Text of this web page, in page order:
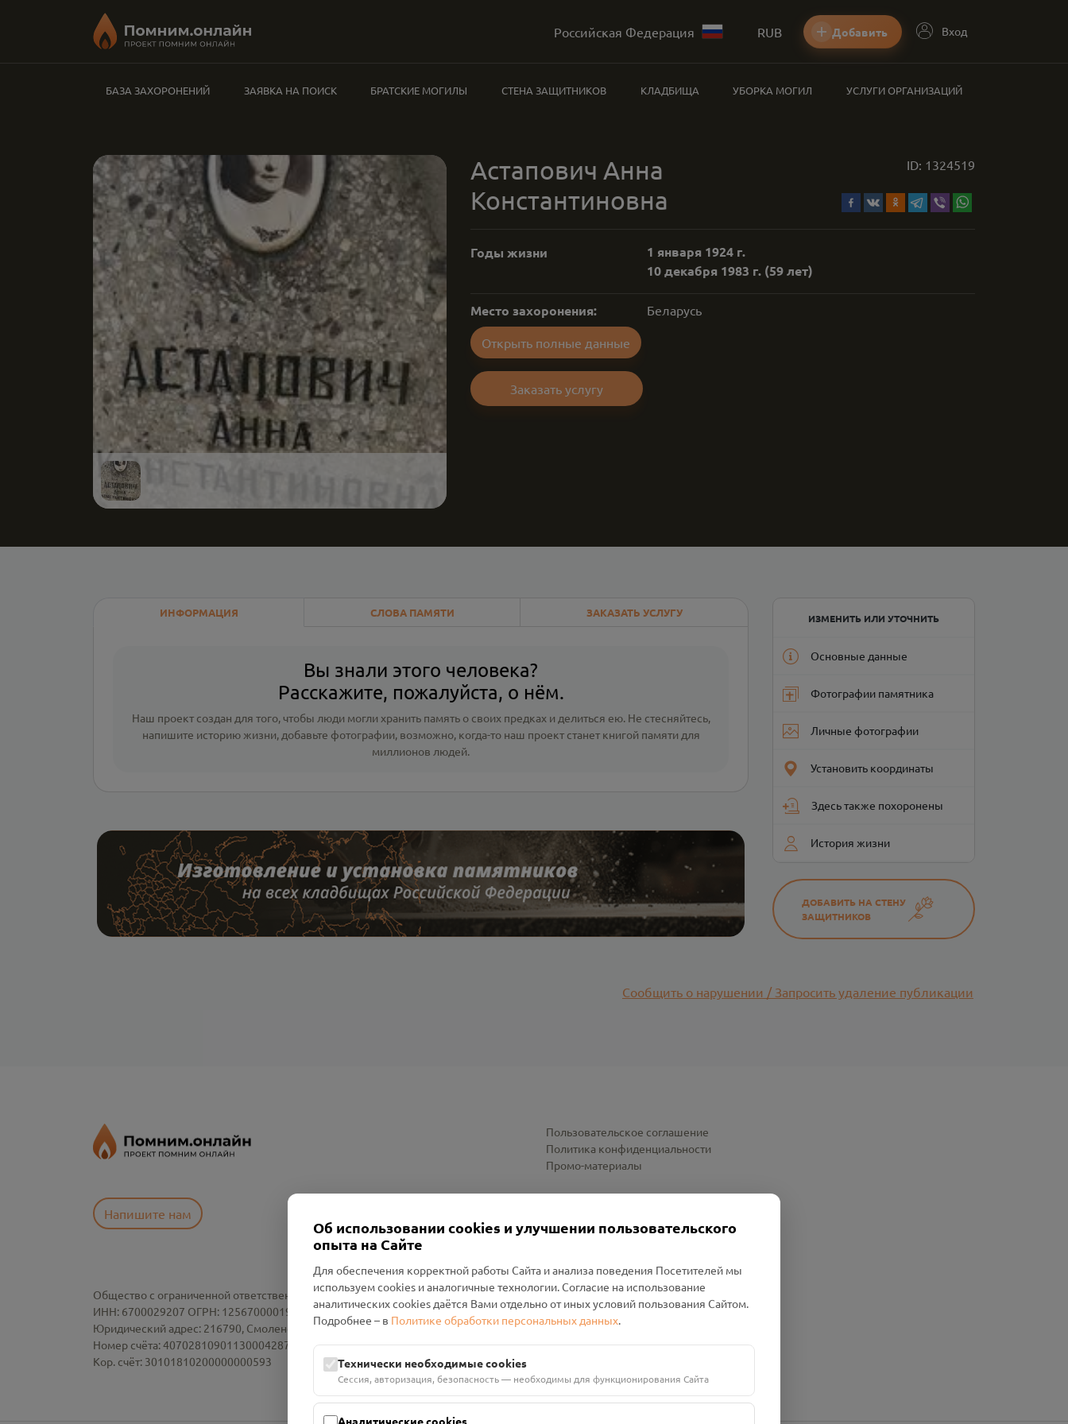
Российская Федерация RUB Добавить Вход
БАЗА ЗАХОРОНЕНИЙ ЗАЯВКА НА ПОИСК БРАТСКИЕ МОГИЛЫ СТЕНА ЗАЩИТНИКОВ КЛАДБИЩА УБОРКА МОГИЛ УСЛУГИ ОРГАНИЗАЦИЙ
Астапович Анна
Константиновна
ID: 1324519
Годы жизни
1 января 1924 г.
10 декабря 1983 г. (59 лет)
Место захоронения: Беларусь
Открыть полные данные
Заказать услугу
ИНФОРМАЦИЯ СЛОВА ПАМЯТИ ЗАКАЗАТЬ УСЛУГУ
Вы знали этого человека?
Расскажите, пожалуйста, о нём.
Наш проект создан для того, чтобы люди могли хранить память о своих предках и делиться ею. Не стесняйтесь,
напишите историю жизни, добавьте фотографии, возможно, когда-то наш проект станет книгой памяти для
миллионов людей.
ИЗМЕНИТЬ ИЛИ УТОЧНИТЬ
Основные данные
Фотографии памятника
Личные фотографии
Установить координаты
Здесь также похоронены
История жизни
ДОБАВИТЬ НА СТЕНУ
ЗАЩИТНИКОВ
Сообщить о нарушении / Запросить удаление публикации
Напишите нам
Пользовательское соглашение
Политика конфиденциальности
Промо-материалы
Общество с ограниченной ответственностью «Смоленский Проект Помним»
ИНН: 6700029207 ОГРН: 1256700001986
Юридический адрес: 216790, Смоленская область, р-н Руднянский, г. Рудня, улица Западная, д. 26А, пом. 18
Номер счёта: 40702810901130004287 в АО "АЛЬФА-БАНК"
Кор. счёт: 30101810200000000593
Об использовании cookies и улучшении пользовательского
опыта на Сайте
Для обеспечения корректной работы Сайта и анализа поведения Посетителей мы
используем cookies и аналогичные технологии. Согласие на использование
аналитических cookies даётся Вами отдельно от иных условий пользования Сайтом.
Подробнее – в Политике обработки персональных данных.
Технически необходимые cookies
Сессия, авторизация, безопасность — необходимы для функционирования Сайта
Аналитические cookies